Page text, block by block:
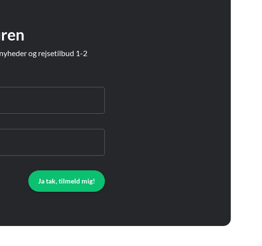
og rejsetilbud 1-2
Ja tak, tilmeld mig!